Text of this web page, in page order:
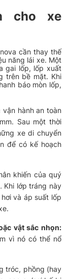
cho xe
cần thay thế
năng lái xe. Một
gai lốp, lốp xuất
trên bề mặt. Khi
báo mòn lốp,
hành an toàn
Sau một thời
xe di chuyển
để có kế hoạch
khiến của quý
Khi lớp tráng này
và áp suất lốp
vật sắc nhọn:
vì nó có thể nổ
tróc, phồng (hay